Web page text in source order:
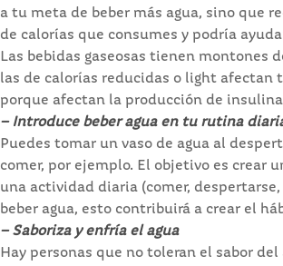
a tu meta de beber más agua, sino que
de calorías que consumes y podría
Las bebidas gaseosas tienen montones
las de calorías reducidas o light afectan
porque afectan la producción de
– Introduce beber agua en tu rutina
Puedes tomar un vaso de agua al
comer, por ejemplo. El objetivo es crear
una actividad diaria (comer,
beber agua, esto contribuirá a crear el
– Saboriza y enfría el agua
Hay personas que no toleran el sabor del